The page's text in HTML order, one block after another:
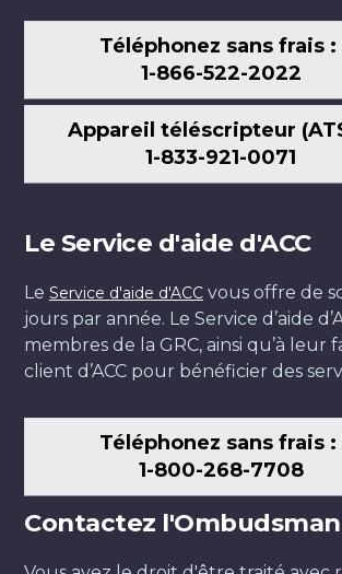
Téléphonez sans frais :
1-866-522-2022
Appareil téléscripteur
1-833-921-0071
Le Service d'aide d'ACC
Le Service d'aide d'ACC vous offre de
jours par année. Le Service d’aide
membres de la GRC, ainsi qu’à leur
client d’ACC pour bénéficier des
Téléphonez sans frais :
1-800-268-7708
Contactez